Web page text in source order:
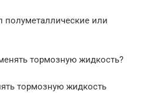
или
тормозную жидкость?
тормозную жидкость